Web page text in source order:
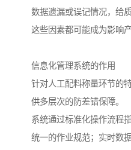
数据遗漏或误记情况，给
这些因素都可能成为影响
信息化管理系统的作用
针对人工配料称量环节的
供多层次的防差错保障。
系统通过标准化操作流程
统一的作业规范；实时数